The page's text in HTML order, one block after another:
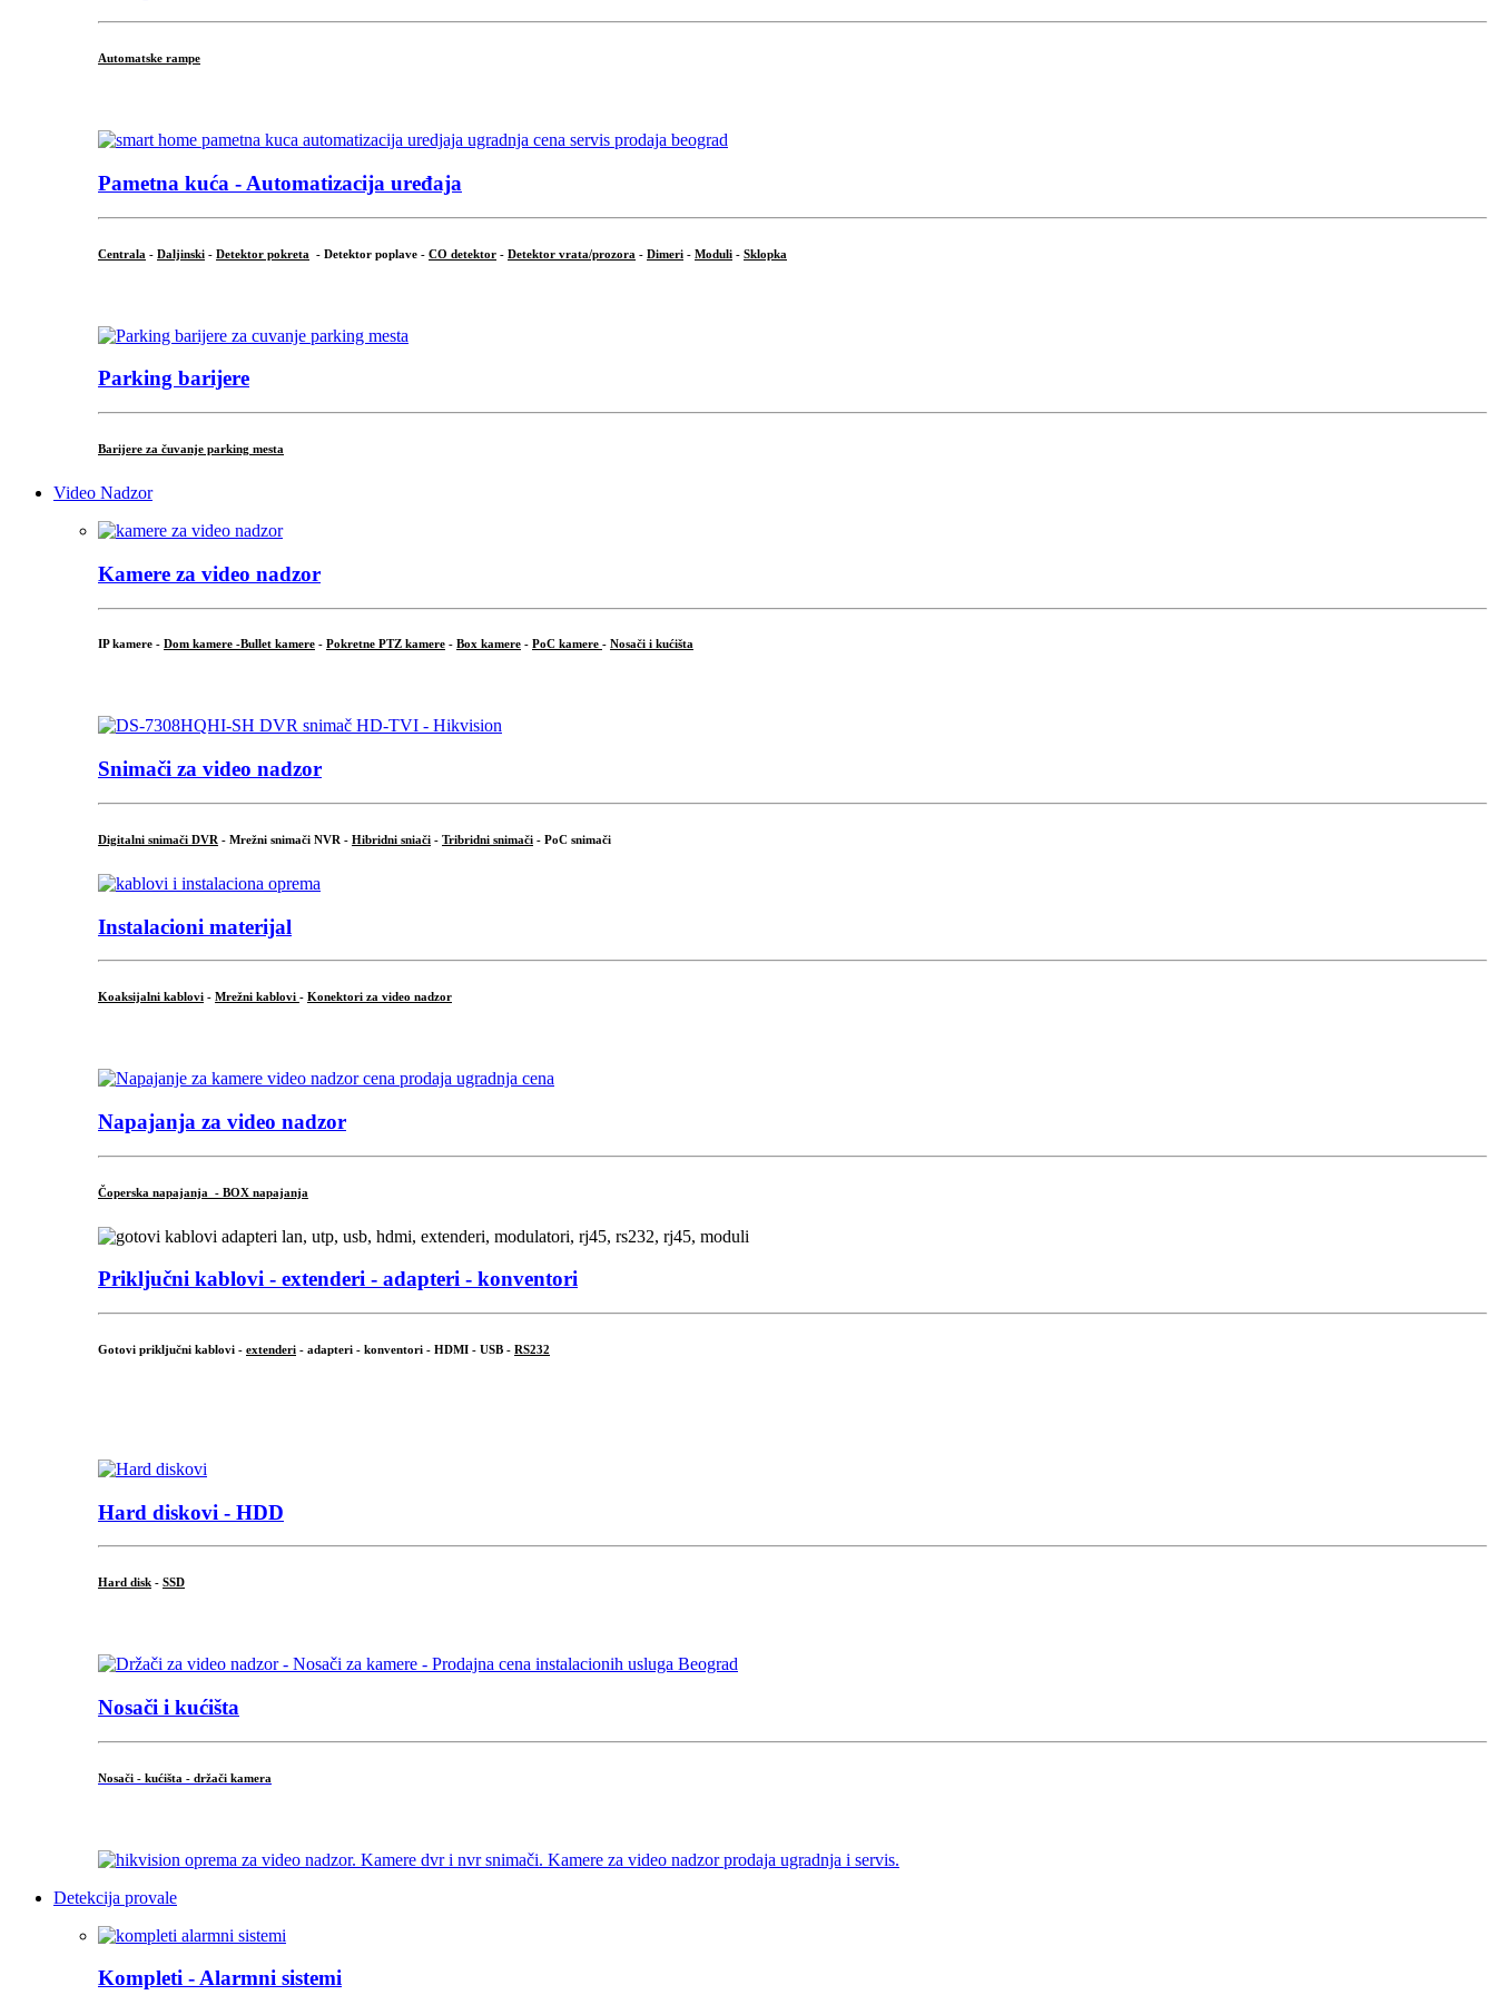
Automatske rampe
Pametna kuća - Automatizacija uređaja
Centrala - Daljinski - Detektor pokreta - Detektor poplave - CO detektor - Detektor vrata/prozora - Dimeri - Moduli - Sklopka
Parking barijere
Barijere za čuvanje parking mesta
Video Nadzor
Kamere za video nadzor
IP kamere - Dom kamere -Bullet kamere - Pokretne PTZ kamere - Box kamere - PoC kamere - Nosači i kućišta
Snimači za video nadzor
Digitalni snimači DVR - Mrežni snimači NVR - Hibridni sniači - Tribridni snimači - PoC snimači
Instalacioni materijal
Koaksijalni kablovi - Mrežni kablovi - Konektori za video nadzor
Napajanja za video nadzor
Čoperska napajanja - BOX napajanja
Priključni kablovi - extenderi - adapteri - konventori
Gotovi priključni kablovi - extenderi - adapteri - konventori - HDMI - USB - RS232
Hard diskovi - HDD
Hard disk - SSD
Nosači i kućišta
Nosači - kućišta - držači kamera
Detekcija provale
Kompleti - Alarmni sistemi